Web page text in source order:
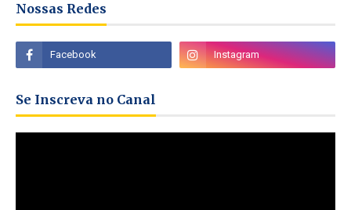
Nossas Redes
Se Inscreva no Canal